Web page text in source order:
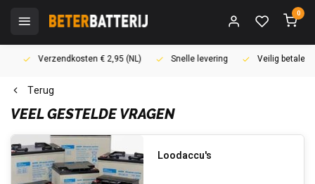
0
Verzendkosten € 2,95 (NL) Snelle levering Veilig betalen
Terug
VEEL GESTELDE VRAGEN
Loodaccu's